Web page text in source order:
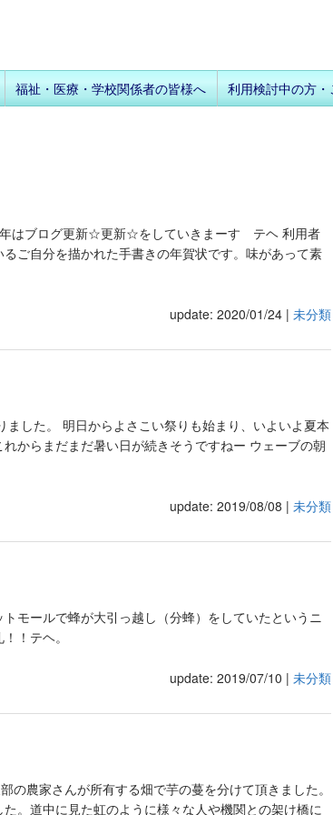
福祉・医療・学校関係者の皆様へ 利用検討中の方
はブログ更新☆更新☆をしていきまーす テヘ 利用者
ご自分を描かれた手書きの年賀状です。味があって素
update: 2020/01/24 | 未分類
した。 明日からよさこい祭りも始まり、いよいよ夏本
からまだまだ暑い日が続きそうですねー ウェーブの朝
update: 2019/08/08 | 未分類
モールで蜂が大引っ越し（分蜂）をしていたというニ
！テヘ。
update: 2019/07/10 | 未分類
の農家さんが所有する畑で芋の蔓を分けて頂きました。
。道中に見た虹のように様々な人や機関との架け橋に